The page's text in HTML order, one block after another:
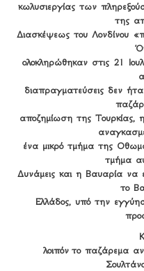
κωλυσιεργίας των
της
Διασκέψεως του Λονδίνου
ολοκληρώθηκαν στις 21
διαπραγματεύσεις δεν
αποζημίωση της
ένα μικρό τμήμα της
τμήμα
Δυνάμεις και η Βαυαρία να
το
Ελλάδος, υπό την
λοιπόν το παζάρεμα